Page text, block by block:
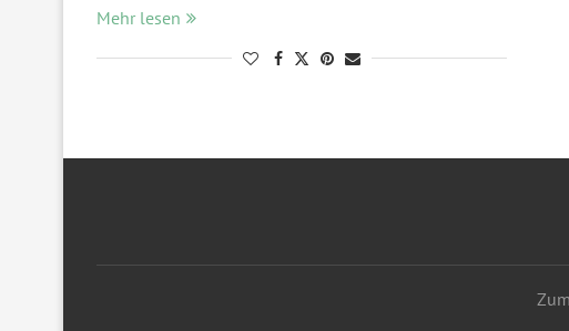
Mehr lesen